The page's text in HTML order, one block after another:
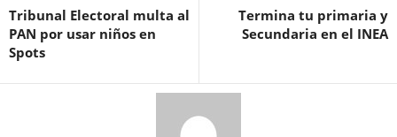
Tribunal Electoral multa al
PAN por usar niños en
Spots
Termina tu primaria y
Secundaria en el INEA